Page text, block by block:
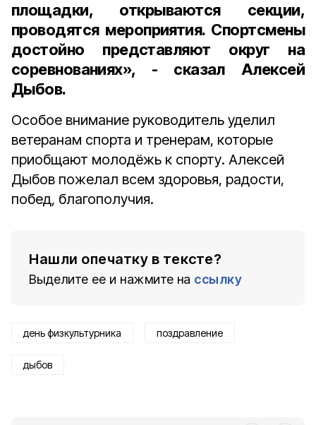
площадки, открываются секции,
проводятся мероприятия. Спортсмены
достойно представляют округ на
соревнованиях», - сказал Алексей
Дыбов.
Особое внимание руководитель уделил
ветеранам спорта и тренерам, которые
приобщают молодёжь к спорту. Алексей
Дыбов пожелал всем здоровья, радости,
побед, благополучия.
Нашли опечатку в тексте?
Выделите ее и нажмите на ссылку
день физкультурника поздравление
дыбов